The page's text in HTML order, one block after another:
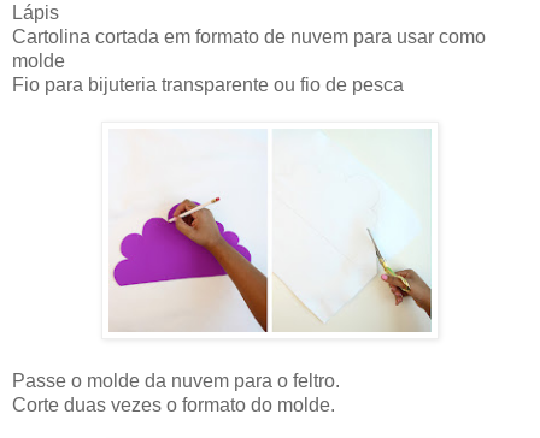
Lápis
Cartolina cortada em formato de nuvem para usar como
molde
Fio para bijuteria transparente ou fio de pesca
Passe o molde da nuvem para o feltro.
Corte duas vezes o formato do molde.